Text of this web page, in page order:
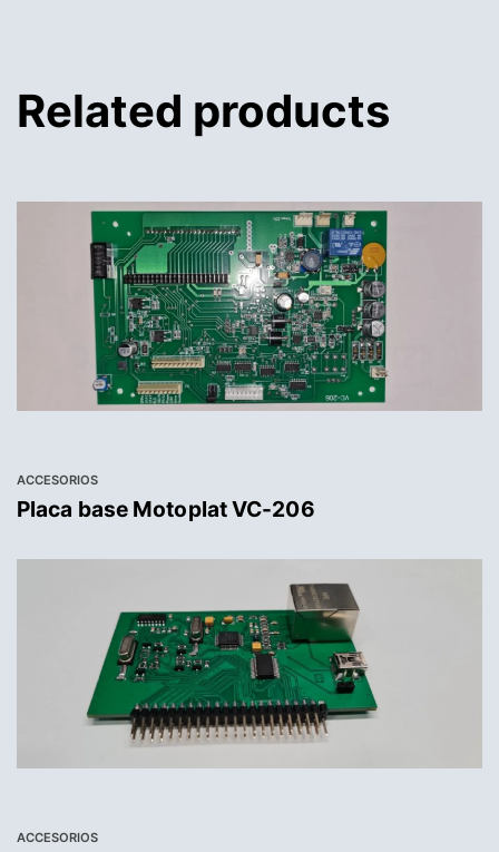
Related products
ACCESORIOS
Placa base Motoplat VC-206
ACCESORIOS